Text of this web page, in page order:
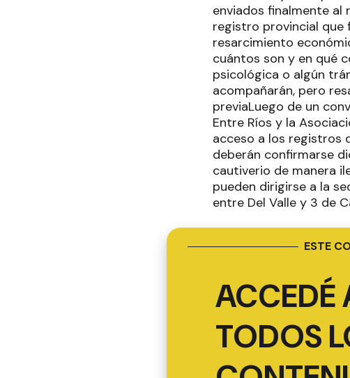
enviados finalmente al
registro provincial que
resarcimiento
cuántos son y en qué
psicológica o algún
acompañarán, pero
previaLuego de un
Entre Ríos y la
acceso a los registros
deberán confirmarse
cautiverio de manera
pueden dirigirse a la
entre Del Valle y 3 de
ESTE
ACCEDÉ
TODOS